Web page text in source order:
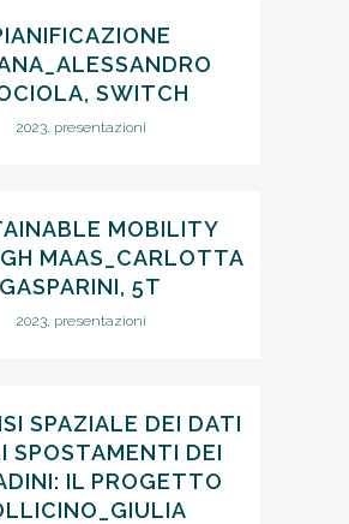
SWITCH
2023, presentazioni
MOBILITY
MAAS_CARLOTTA
GASPARINI, 5T
2023, presentazioni
SPAZIALE DEI DATI
SPOSTAMENTI DEI
IL PROGETTO